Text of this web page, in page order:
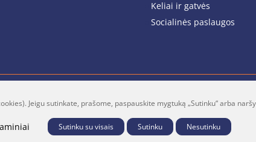
Keliai ir gatvės
Socialinės paslaugos
Facebook Youtube
Jeigu sutinkate, prašome, paspauskite mygtuką „Sutinku“ arba
Sutinku su visais Sutinku Nesutinku